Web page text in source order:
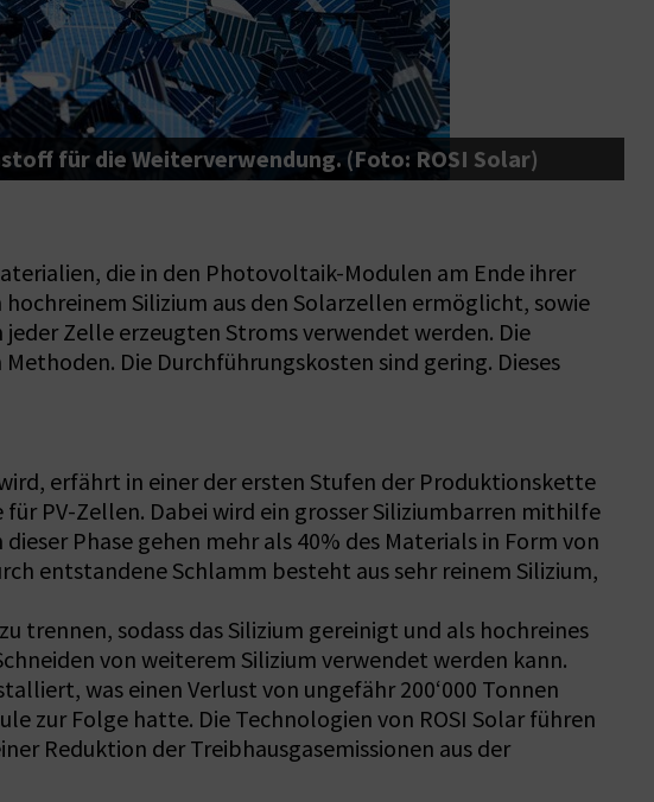
für die Weiterverwendung. (Foto: ROSI Solar)
die in den Photovoltaik-Modulen am Ende ihrer
Silizium aus den Solarzellen ermöglicht, sowie
Zelle erzeugten Stroms verwendet werden. Die
Die Durchführungskosten sind gering. Dieses
erfährt in einer der ersten Stufen der Produktionskette
PV-Zellen. Dabei wird ein grosser Siliziumbarren mithilfe
Phase gehen mehr als 40% des Materials in Form von
entstandene Schlamm besteht aus sehr reinem Silizium,
trennen, sodass das Silizium gereinigt und als hochreines
von weiterem Silizium verwendet werden kann.
was einen Verlust von ungefähr 200‘000 Tonnen
zur Folge hatte. Die Technologien von ROSI Solar führen
Reduktion der Treibhausgasemissionen aus der